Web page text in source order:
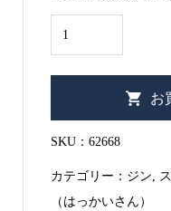
海
山
な
挑
お
SKU： 62668
カテゴリー： ジン,
（はっかいさん）